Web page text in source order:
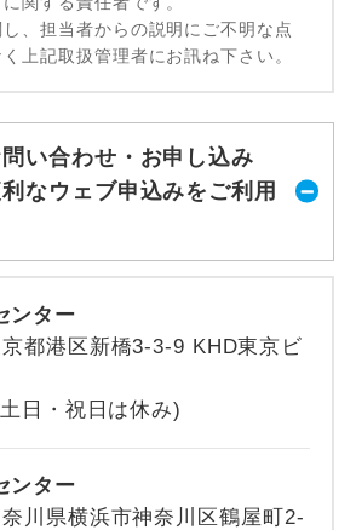
、担当者からの説明にご不明な点
上記取扱管理者にお訊ね下さい。
い合わせ・お申し込み
利なウェブ申込みをご利用
ンター
都港区新橋3-3-9 KHD東京ビ
日・祝日は休み)
ンター
川県横浜市神奈川区鶴屋町2-